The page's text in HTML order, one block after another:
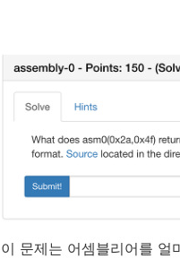
이 문제는 어셈블리어를 얼